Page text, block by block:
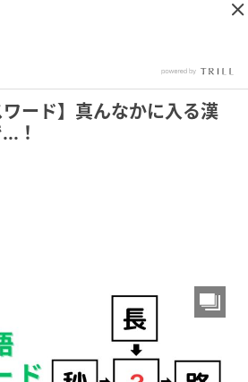
ワード】真んなかに入る漢
！